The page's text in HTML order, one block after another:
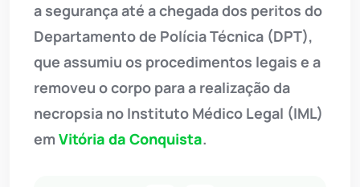
a segurança até a chegada dos peritos do
Departamento de Polícia Técnica (DPT),
que assumiu os procedimentos legais e a
removeu o corpo para a realização da
necropsia no Instituto Médico Legal (IML)
em Vitória da Conquista.